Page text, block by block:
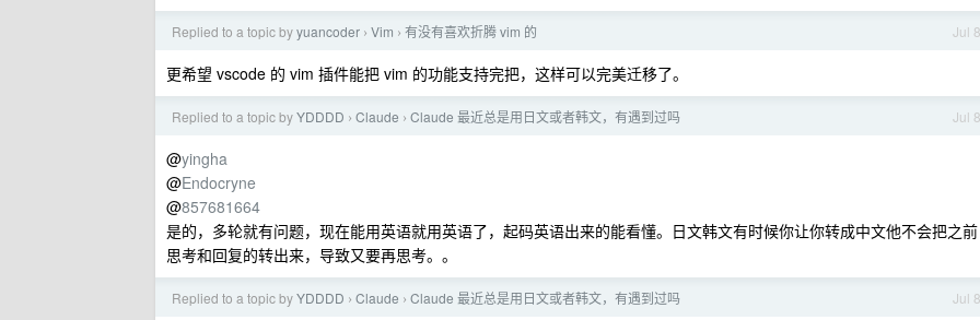
Jul 8
Replied to a topic byyuancoder › Vim › 有没有喜欢折腾 vim 的
更希望 vscode 的 vim 插件能把 vim 的功能支持完把，这样可以完美迁移了。
Jul 8
Replied to a topic byYDDDD › Claude › Claude 最近总是用日文或者韩文，有遇到过吗
@yingha
@Endocryne
@857681664
是的，多轮就有问题，现在能用英语就用英语了，起码英语出来的能看懂。日文韩文有时候你让你转成中文他不会把之前
思考和回复的转出来，导致又要再思考。。
Jul 8
Replied to a topic byYDDDD › Claude › Claude 最近总是用日文或者韩文，有遇到过吗